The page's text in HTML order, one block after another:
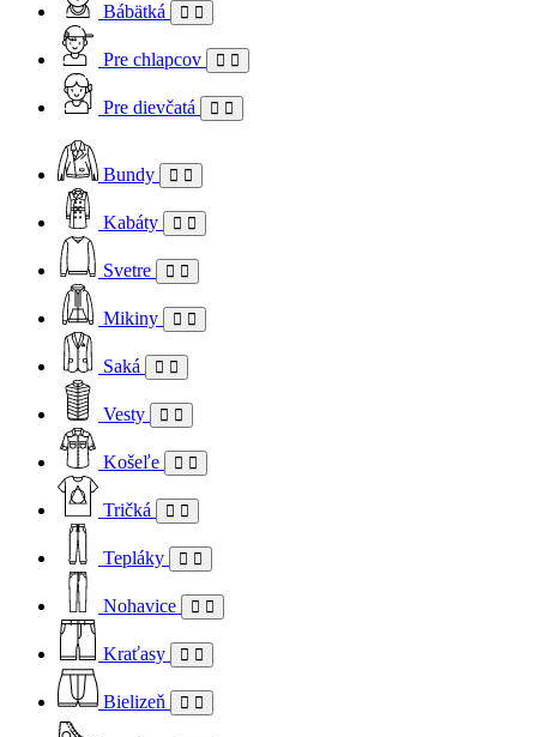
Bábätká
Pre chlapcov
Pre dievčatá
Bundy
Kabáty
Svetre
Mikiny
Saká
Vesty
Košeľe
Tričká
Tepláky
Nohavice
Kraťasy
Bielizeň